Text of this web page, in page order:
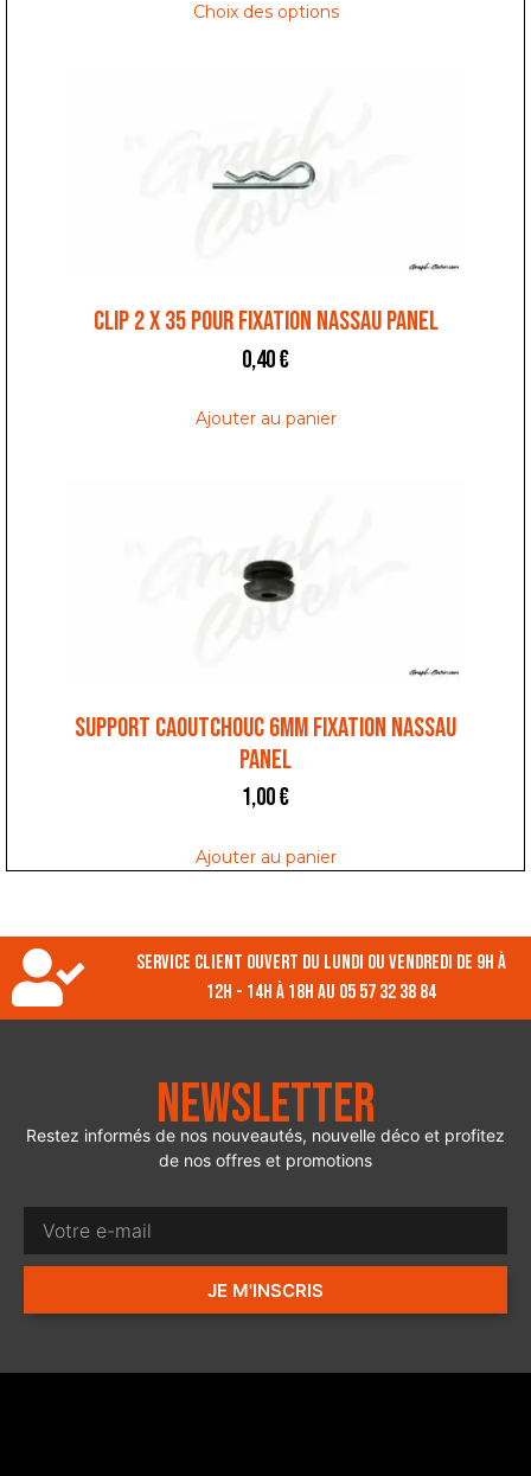
Choix des options
CLIP 2 x 35 POUR FIXATION NASSAU PANEL
0,40€
Ajouter au panier
SUPPORT CAOUTCHOUC 6MM FIXATION NASSAU
PANEL
1,00€
Ajouter au panier
Service client ouvert du lundi ou vendredi de 9h à
12h - 14h à 18h au 05 57 32 38 84
Newsletter
Restez informés de nos nouveautés, nouvelle déco et profitez
de nos offres et promotions
JE M'INSCRIS